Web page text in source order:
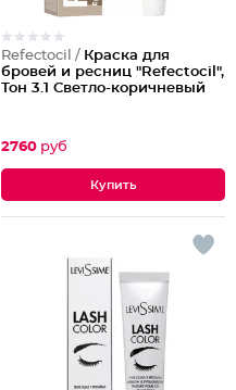
Refectocil / Краска для
бровей и ресниц "Refectocil",
Тон 3.1 Светло-коричневый
2760 руб